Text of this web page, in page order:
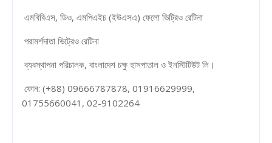
এমবিবিএস, ডিও, এমপিএইচ (ইউএসএ) ফেলো ভিট্রিও রেটিনা
পরামর্শদাতা ভিট্রেও রেটিনা
ব্যবস্থাপনা পরিচালক, বাংলাদেশ চক্ষু হাসপাতাল ও ইনস্টিটিউট লি।
ফোন: (+88) 09666787878, 01916629999,
01755660041, 02-9102264